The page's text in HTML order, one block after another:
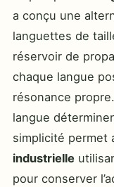
a conçu une
languettes de
réservoir de
chaque langue
résonance
langue
simplicité permet
industrielle
pour conserver